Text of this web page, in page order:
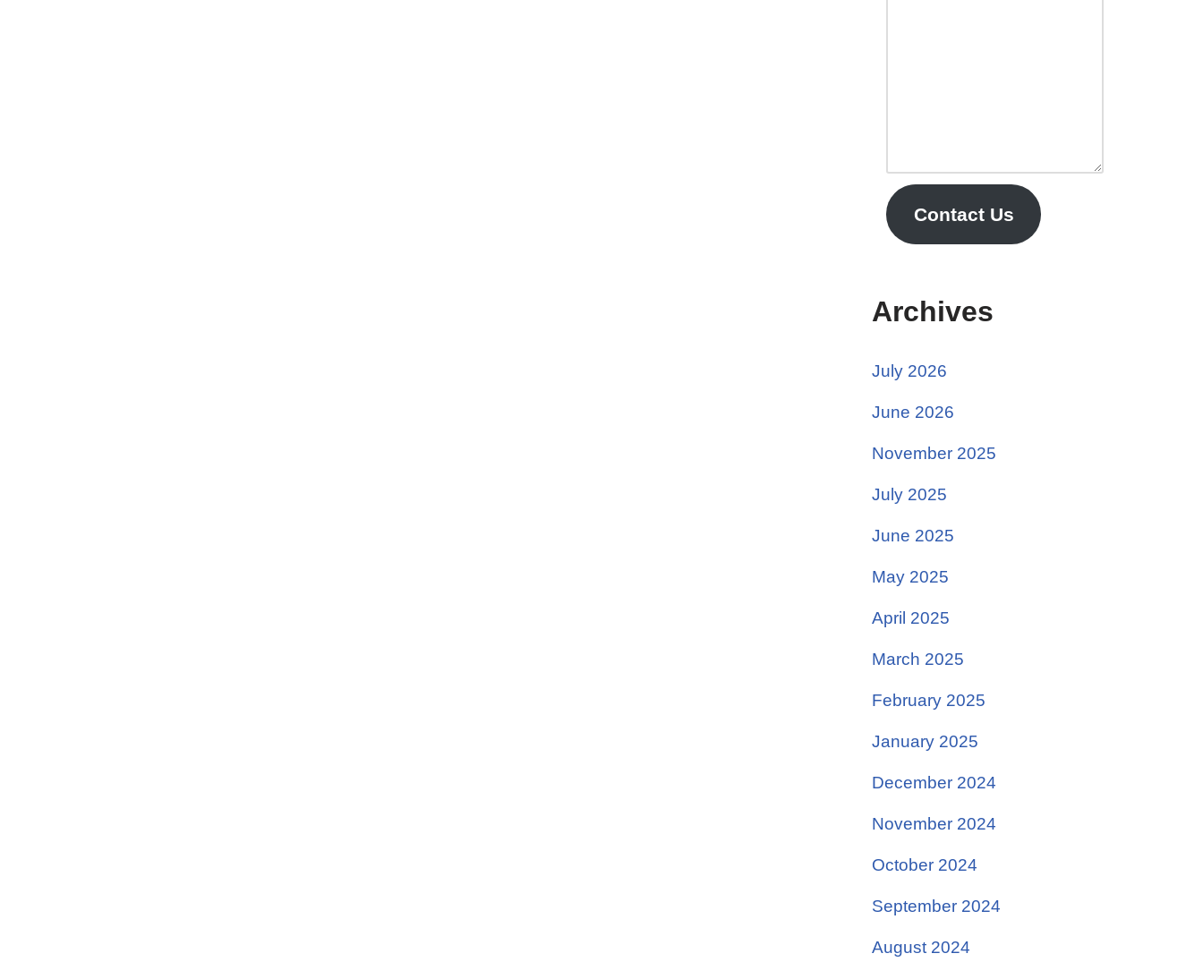
Contact Us
Archives
July 2026
June 2026
November 2025
July 2025
June 2025
May 2025
April 2025
March 2025
February 2025
January 2025
December 2024
November 2024
October 2024
September 2024
August 2024